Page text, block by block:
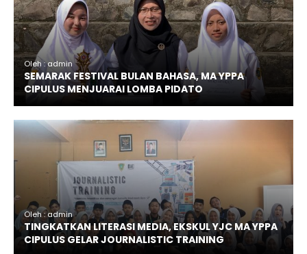
Oleh : admin
SEMARAK FESTIVAL BULAN BAHASA, MA YPPA
CIPULUS MENJUARAI LOMBA PIDATO
Oleh : admin
TINGKATKAN LITERASI MEDIA, EKSKUL YJC MA YPPA
CIPULUS GELAR JOURNALISTIC TRAINING